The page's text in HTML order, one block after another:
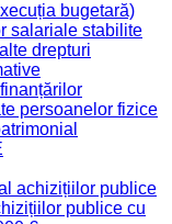
bugetară)
salariale stabilite
drepturi
persoanelor fizice
achizițiilor publice
publice cu